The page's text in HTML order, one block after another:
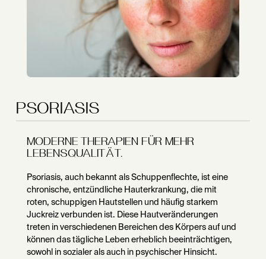
PSORIASIS
MODERNE THERAPIEN FÜR MEHR
LEBENSQUALITÄT.
Psoriasis, auch bekannt als Schuppenflechte, ist eine
chronische, entzündliche Hauterkrankung, die mit
roten, schuppigen Hautstellen und häufig starkem
Juckreiz verbunden ist. Diese Hautveränderungen
treten in verschiedenen Bereichen des Körpers auf und
können das tägliche Leben erheblich beeinträchtigen,
sowohl in sozialer als auch in psychischer Hinsicht.